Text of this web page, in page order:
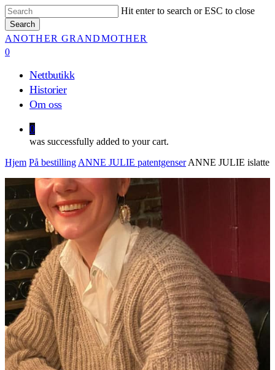
Skip
to
main
content
Hit enter to search or ESC to close
Search
Close
Search
ANOTHER GRANDMOTHER
0
Nettbutikk
Historier
Om oss
0
was successfully added to your cart.
Hjem På bestilling ANNE JULIE patentgenser ANNE JULIE islatte